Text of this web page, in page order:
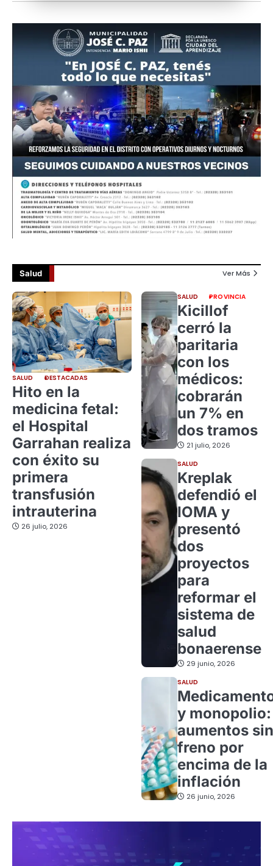
Salud Ver Más
SALUD DESTACADAS
Hito en la
medicina fetal:
el Hospital
Garrahan realiza
con éxito su
primera
transfusión
intrauterina
26 julio, 2026
SALUD PROVINCIA
Kicillof
cerró la
paritaria
con los
médicos:
cobrarán
un 7% en
dos tramos
21 julio, 2026
SALUD
Kreplak
defendió el
IOMA y
presentó
dos
proyectos
para
reformar el
sistema de
salud
bonaerense
29 junio, 2026
SALUD
y monopolio:
aumentos sin
freno por
encima de la
inflación
26 junio, 2026